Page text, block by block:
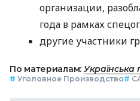
организации,
года в рамках
другие участники
По материалам: Українська
# Уголовное Производство#